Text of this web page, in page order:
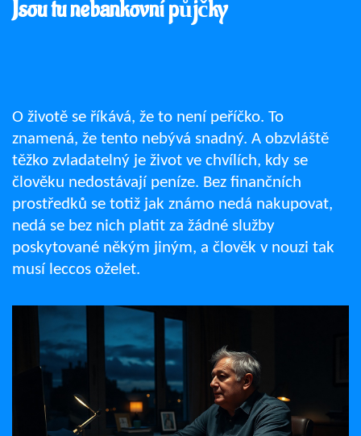
Jsou tu nebankovní půjčky
O životě se říkává, že to není peříčko. To
znamená, že tento nebývá snadný. A obzvláště
těžko zvladatelný je život ve chvílích, kdy se
člověku nedostávají peníze. Bez finančních
prostředků se totiž jak známo nedá nakupovat,
nedá se bez nich platit za žádné služby
poskytované někým jiným, a člověk v nouzi tak
musí leccos oželet.